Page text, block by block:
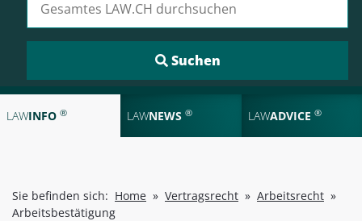
LAWINFO ® LAWNEWS ® LAWADVICE ®
Sie befinden sich: Home » Vertragsrecht » Arbeitsrecht »
Arbeitsbestätigung